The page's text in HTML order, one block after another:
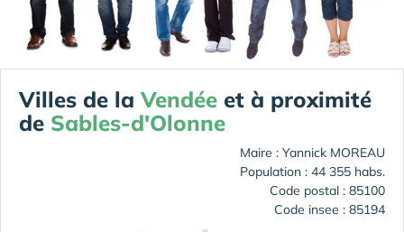
Villes de la Vendée et à proximité
de Sables-d'Olonne
Maire : Yannick MOREAU
Population : 44 355 habs.
Code postal : 85100
Code insee : 85194